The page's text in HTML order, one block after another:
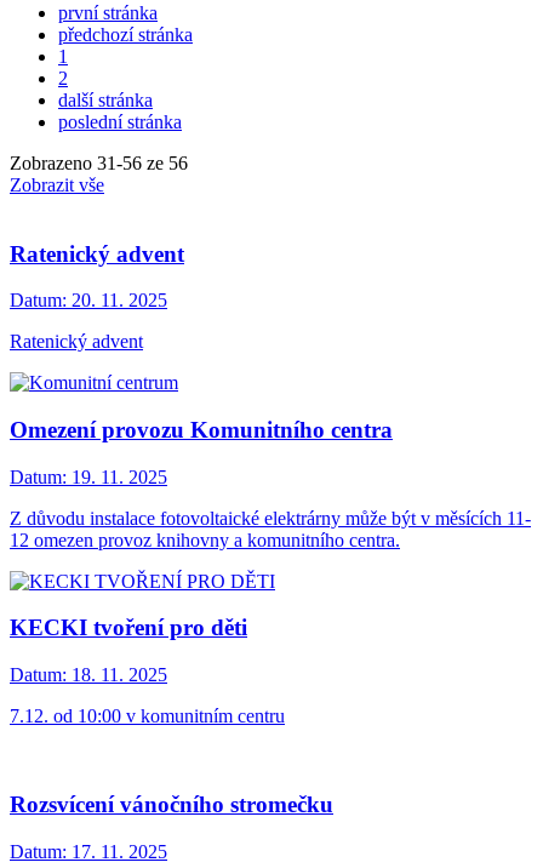
první stránka
předchozí stránka
1
2
další stránka
poslední stránka
Zobrazeno 31-56 ze 56
Zobrazit vše
Ratenický advent
Datum: 20. 11. 2025
Ratenický advent
Omezení provozu Komunitního centra
Datum: 19. 11. 2025
Z důvodu instalace fotovoltaické elektrárny může být v měsících 11-
12 omezen provoz knihovny a komunitního centra.
KECKI tvoření pro děti
Datum: 18. 11. 2025
7.12. od 10:00 v komunitním centru
Rozsvícení vánočního stromečku
Datum: 17. 11. 2025